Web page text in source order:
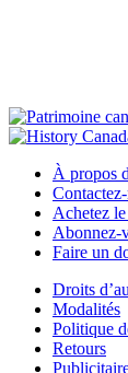
À propos
Achetez
Abonnez-
Faire un
Droits
Modalités
Politique
Retours